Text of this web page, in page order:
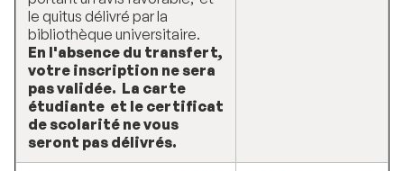
le quitus délivré par la
bibliothèque universitaire.
En l'absence du transfert,
votre inscription ne sera
pas validée. La carte
étudiante et le certificat
de scolarité ne vous
seront pas délivrés.